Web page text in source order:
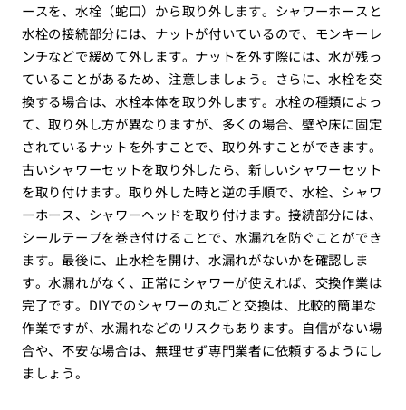
ースを、水栓（蛇口）から取り外します。シャワーホースと
水栓の接続部分には、ナットが付いているので、モンキーレ
ンチなどで緩めて外します。ナットを外す際には、水が残っ
ていることがあるため、注意しましょう。さらに、水栓を交
換する場合は、水栓本体を取り外します。水栓の種類によっ
て、取り外し方が異なりますが、多くの場合、壁や床に固定
されているナットを外すことで、取り外すことができます。
古いシャワーセットを取り外したら、新しいシャワーセット
を取り付けます。取り外した時と逆の手順で、水栓、シャワ
ーホース、シャワーヘッドを取り付けます。接続部分には、
シールテープを巻き付けることで、水漏れを防ぐことができ
ます。最後に、止水栓を開け、水漏れがないかを確認しま
す。水漏れがなく、正常にシャワーが使えれば、交換作業は
完了です。DIYでのシャワーの丸ごと交換は、比較的簡単な
作業ですが、水漏れなどのリスクもあります。自信がない場
合や、不安な場合は、無理せず専門業者に依頼するようにし
ましょう。